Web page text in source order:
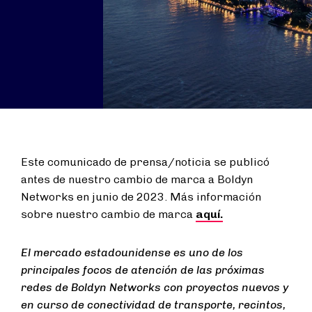
Este comunicado de prensa/noticia se publicó
antes de nuestro cambio de marca a Boldyn
Networks en junio de 2023. Más información
sobre nuestro cambio de marca aquí.
El mercado estadounidense es uno de los
principales focos de atención de las próximas
redes de Boldyn Networks con proyectos nuevos y
en curso de conectividad de transporte, recintos,